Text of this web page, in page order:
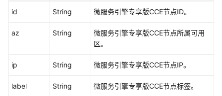
RetryExclusiveServiceCombEngineJob
新
服
id String 微服务引擎专享版CCE节点ID。
az String
微服务引擎专享版CCE节点所属可用
区。
ip String 微服务引擎专享版CCE节点IP。
label String 微服务引擎专享版CCE节点标签。